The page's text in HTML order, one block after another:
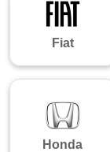
Fiat
Honda